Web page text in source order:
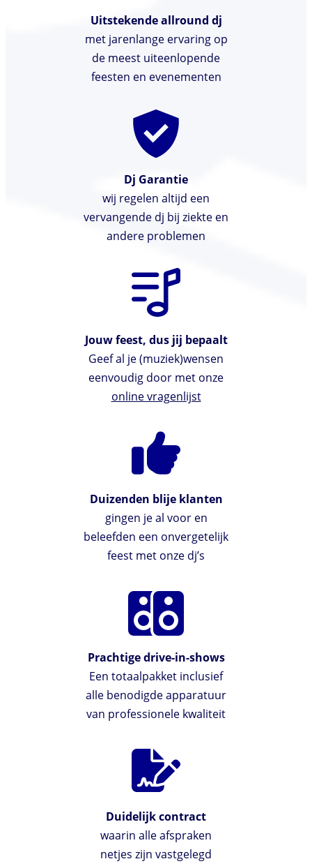
Uitstekende allround dj
met jarenlange ervaring op
de meest uiteenlopende
feesten en evenementen
Dj Garantie
wij regelen altijd een
vervangende dj bij ziekte en
andere problemen
Jouw feest, dus jij bepaalt
Geef al je (muziek)wensen
eenvoudig door met onze
online vragenlijst
Duizenden blije klanten
gingen je al voor en
beleefden een onvergetelijk
feest met onze dj’s
Prachtige drive-in-shows
Een totaalpakket inclusief
alle benodigde apparatuur
van professionele kwaliteit
Duidelijk contract
waarin alle afspraken
netjes zijn vastgelegd